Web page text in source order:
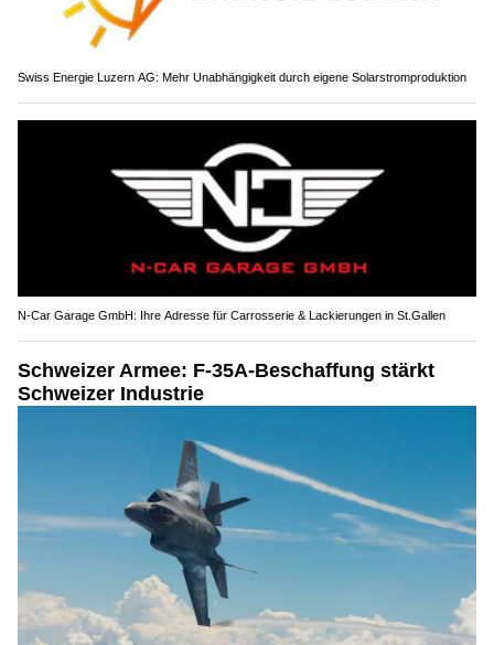
Swiss Energie Luzern AG: Mehr Unabhängigkeit durch eigene Solarstromproduktion
N-Car Garage GmbH: Ihre Adresse für Carrosserie & Lackierungen in St.Gallen
Schweizer Armee: F-35A-Beschaffung stärkt
Schweizer Industrie